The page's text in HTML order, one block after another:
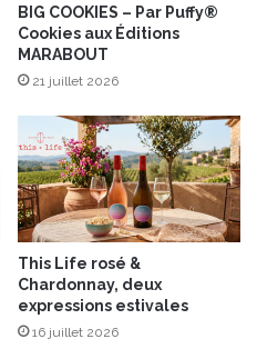
BIG COOKIES – Par Puffy®
Cookies aux Éditions
MARABOUT
21 juillet 2026
This Life rosé &
Chardonnay, deux
expressions estivales
16 juillet 2026